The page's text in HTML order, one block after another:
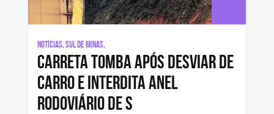
Notícias, Sul de Minas,
Carreta tomba após desviar de
carro e interdita anel
rodoviário de S